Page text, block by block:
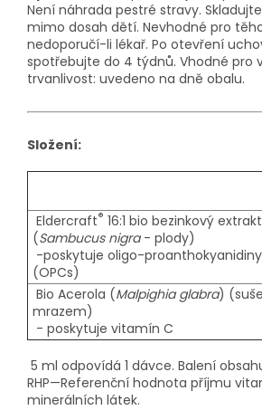
Není náhrada pestré stravy.
mimo dosah dětí. Nevhodné pro
nedoporučí-li lékař. Po otevření
spotřebujte do 4 týdnů. Vhodné pro
trvanlivost: uvedeno na dně obalu.
Složení:
Eldercraft® 16:1 bio bezinkový extrakt
(Sambucus nigra- plody)
-poskytuje oligo-proanthokyanidiny
(OPCs)
Bio Acerola (Malpighia glabra)
mrazem)
- poskytuje vitamín C
5 ml odpovídá 1 dávce. Balení
RHP—Referenční hodnota příjmu
minerálních látek.